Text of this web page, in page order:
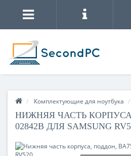
Комплектующие для ноутбука
НИЖНЯЯ ЧАСТЬ
02842B ДЛЯ SAMSUNG